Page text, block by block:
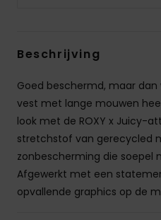
Beschrijving
Goed beschermd, maar
vest met lange mouwen
look met de ROXY x Juicy-
stretchstof van gerecycled
zonbescherming die soepel
Afgewerkt met een
opvallende graphics op de